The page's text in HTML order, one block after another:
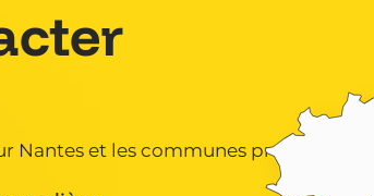
Nantes et les communes proches.